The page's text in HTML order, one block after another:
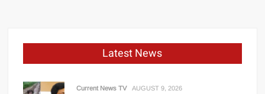
Latest News
Current News TV AUGUST 9, 2026